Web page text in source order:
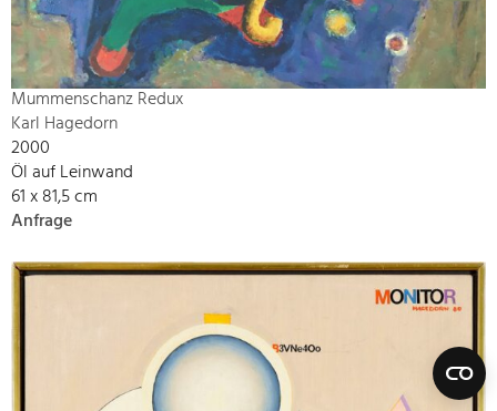
Mummenschanz Redux
Karl Hagedorn
2000
Öl auf Leinwand
61 x 81,5 cm
Anfrage